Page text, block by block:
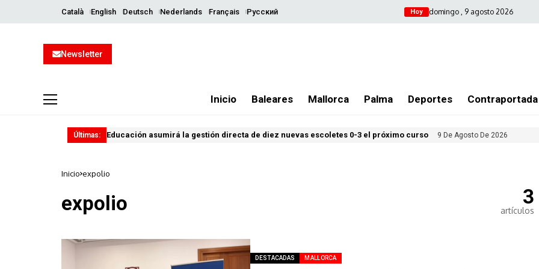
Català English Deutsch Nederlands Français Русский Hoy domingo , 9 agosto 2026
Newsletter
Inicio Baleares Mallorca Palma Deportes Contraportada
Últimas: Educación asumirá la gestión directa de diez nuevas escoletes 0-3 el próximo curso 9 De Agosto De 2026
Inicio expolio
expolio 3
artículos
DESTACADAS MALLORCA